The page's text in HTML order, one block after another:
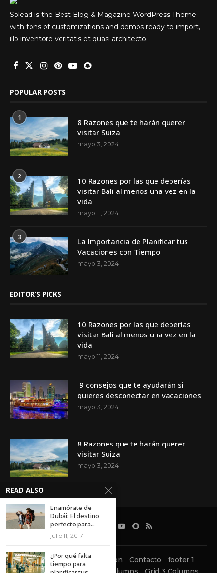
Solead is the Best Blog & Magazine WordPress Theme
with tons of customizations and demos ready to import,
illo inventore veritatis et quasi architecto.
POPULAR POSTS
1
8 Razones que te harán querer
visitar Suiza
mayo 3, 2024
2
10 Razones por las que deberías
visitar Bali al menos una vez en la
vida
mayo 11, 2024
3
La Importancia de Planificar tus
Vacaciones con Tiempo
mayo 3, 2024
EDITOR’S PICKS
10 Razones por las que deberías
visitar Bali al menos una vez en la
vida
mayo 11, 2024
9 consejos que te ayudarán si
quieres desconectar en vacaciones
mayo 3, 2024
8 Razones que te harán querer
visitar Suiza
mayo 3, 2024
About Contact Information Contacto
footer 1
Footer2
Gallery Grid 2 Columns Grid 3 Columns
READ ALSO
Enamórate de
Dubái: El destino
perfecto para...
julio 11, 2017
¿Por qué falta
tiempo para